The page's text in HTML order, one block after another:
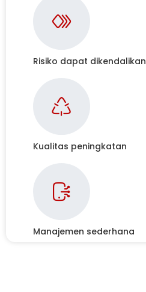
Risiko dapat dikendalikan
Kualitas peningkatan
Manajemen sederhana